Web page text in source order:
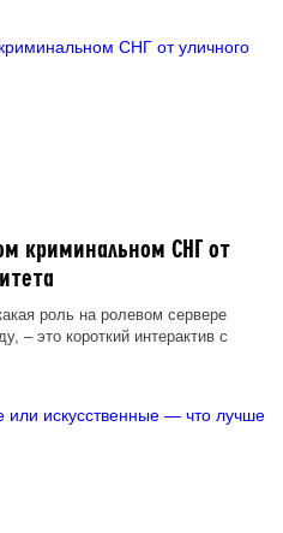
криминальном СНГ от
роль на ролевом сервере
– это короткий интерактив с